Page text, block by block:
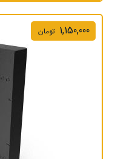
1,150,000 تومان